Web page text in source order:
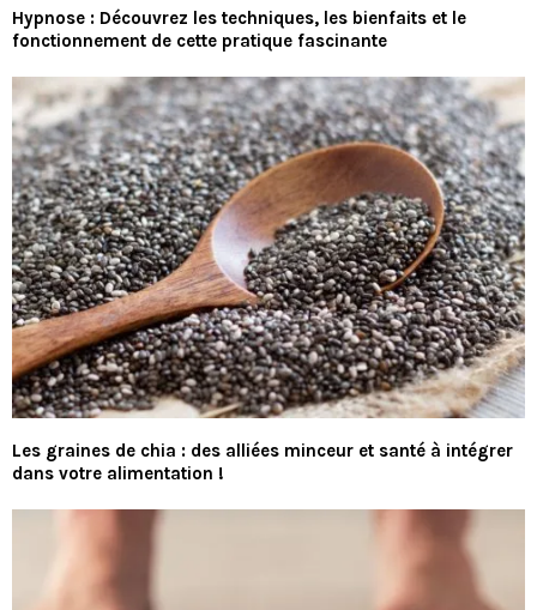
Hypnose : Découvrez les techniques, les bienfaits et le
fonctionnement de cette pratique fascinante
Les graines de chia : des alliées minceur et santé à intégrer
dans votre alimentation !